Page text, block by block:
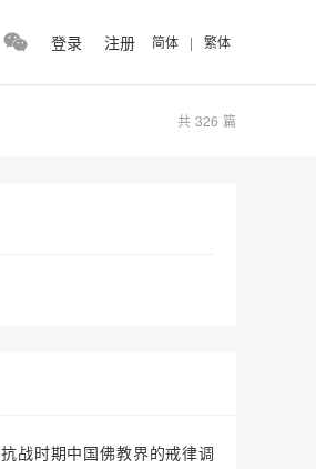
登录 注册 简体 | 繁体
共 326 篇
抗战时期中国佛教界的戒律调